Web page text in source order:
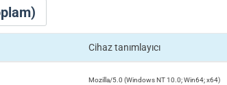
Cihaz tanımlayıcı
Mozilla/5.0 (Windows NT 10.0; Win64; x64)